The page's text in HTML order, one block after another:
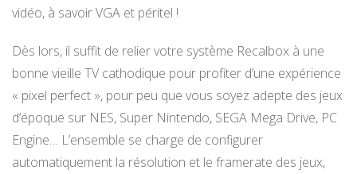
vidéo, à savoir VGA et péritel !
Dès lors, il suffit de relier votre système Recalbox à une
bonne vieille TV cathodique pour profiter d’une expérience
« pixel perfect », pour peu que vous soyez adepte des jeux
d’époque sur NES, Super Nintendo, SEGA Mega Drive, PC
Engine… L’ensemble se charge de configurer
automatiquement la résolution et le framerate des jeux,